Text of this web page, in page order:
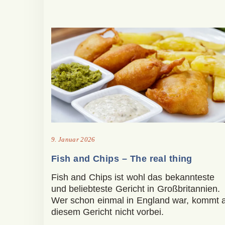
9. Januar 2026
Fish and Chips – The real thing
Fish and Chips ist wohl das bekannteste
und beliebteste Gericht in Großbritannien.
Wer schon einmal in England war, kommt
diesem Gericht nicht vorbei.